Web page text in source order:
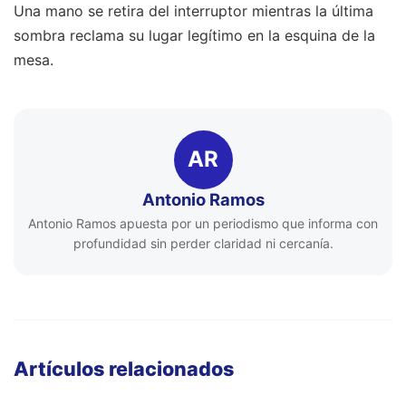
Una mano se retira del interruptor mientras la última
sombra reclama su lugar legítimo en la esquina de la
mesa.
AR
Antonio Ramos
Antonio Ramos apuesta por un periodismo que informa con
profundidad sin perder claridad ni cercanía.
Artículos relacionados